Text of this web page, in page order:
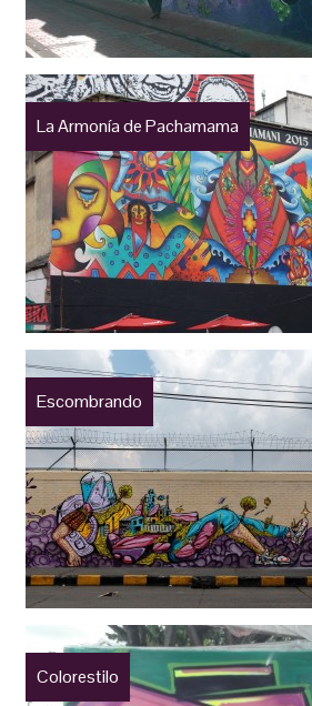
La Armonía de Pachamama
Escombrando
Colorestilo